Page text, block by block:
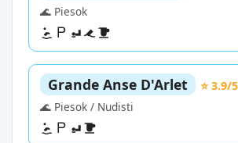
🌊 Piesok
Grande Anse D'Arlet
⭐ 3.9/5
🌊 Piesok / Nudisti